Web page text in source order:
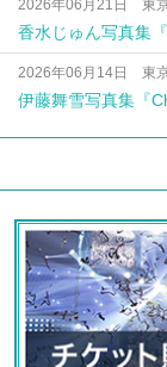
2026年06月21日 東
香水じゅん写真集
2026年06月14日 東
伊藤舞雪写真集『